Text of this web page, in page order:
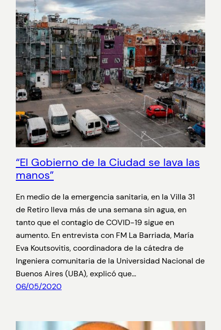
“El Gobierno de la Ciudad se lava las
manos”
En medio de la emergencia sanitaria, en la Villa 31
de Retiro lleva más de una semana sin agua, en
tanto que el contagio de COVID-19 sigue en
aumento. En entrevista con FM La Barriada, María
Eva Koutsovitis, coordinadora de la cátedra de
Ingeniera comunitaria de la Universidad Nacional de
Buenos Aires (UBA), explicó que…
06/05/2020